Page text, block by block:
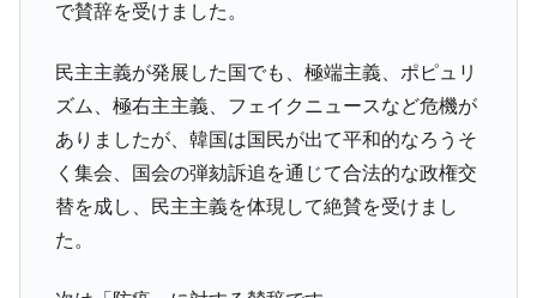
『Money1』
【速報】韓国株式市場の暴落・本日07月29
発動！
『Money1』
IT産業は人を雇用する効果は低い。全産業の
半分未満しか雇用を生まない
Fact1
日本の誇る海洋資源調査船『白嶺』は先進技術の
塊！
Fact1
で賛辞を受けました。
民主主義が発展した国でも、極端主義、ポピュリ
ズム、極右主主義、フェイクニュースなど危機が
ありましたが、韓国は国民が出て平和的なろうそ
く集会、国会の弾劾訴追を通じて合法的な政権交
替を成し、民主主義を体現して絶賛を受けまし
た。